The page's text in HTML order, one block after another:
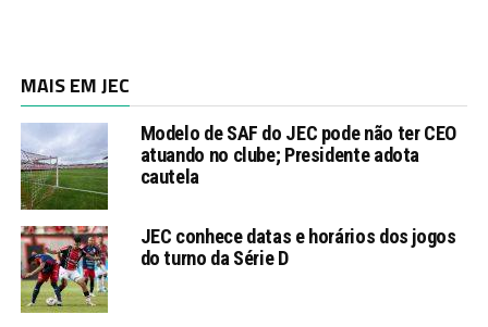
MAIS EM JEC
Modelo de SAF do JEC pode não ter CEO
atuando no clube; Presidente adota
cautela
JEC conhece datas e horários dos jogos
do turno da Série D